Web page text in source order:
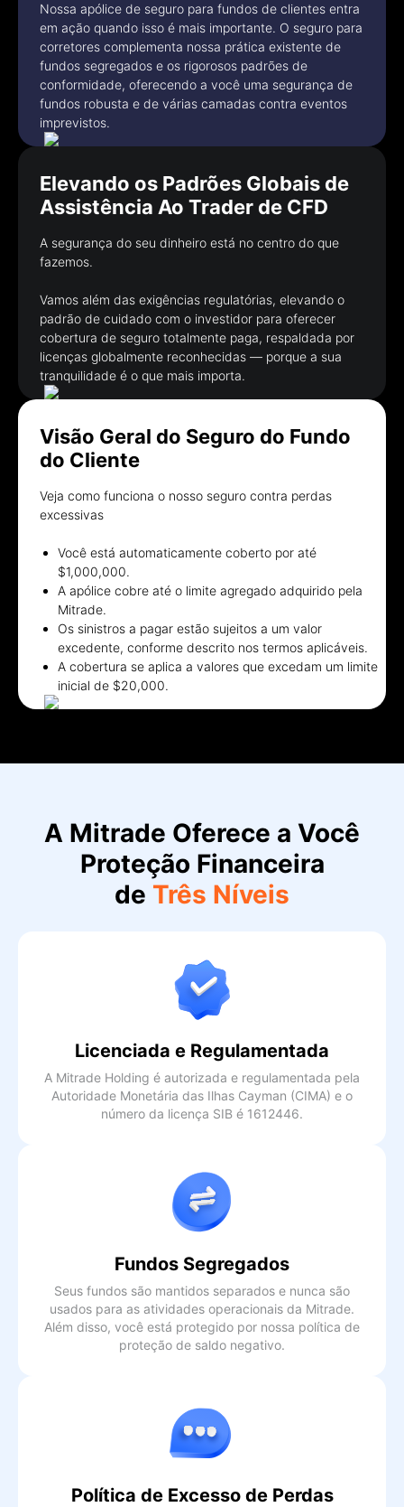
Nossa apólice de seguro para fundos de clientes entra
em ação quando isso é mais importante. O seguro para
corretores complementa nossa prática existente de
fundos segregados e os rigorosos padrões de
conformidade, oferecendo a você uma segurança de
fundos robusta e de várias camadas contra eventos
imprevistos.
Elevando os Padrões Globais de
Assistência Ao Trader de CFD
A segurança do seu dinheiro está no centro do que
fazemos.
Vamos além das exigências regulatórias, elevando o
padrão de cuidado com o investidor para oferecer
cobertura de seguro totalmente paga, respaldada por
licenças globalmente reconhecidas — porque a sua
tranquilidade é o que mais importa.
Visão Geral do Seguro do Fundo
do Cliente
Veja como funciona o nosso seguro contra perdas
excessivas
Você está automaticamente coberto por até
$1,000,000.
A apólice cobre até o limite agregado adquirido pela
Mitrade.
Os sinistros a pagar estão sujeitos a um valor
excedente, conforme descrito nos termos aplicáveis.
A cobertura se aplica a valores que excedam um limite
inicial de $20,000.
A Mitrade Oferece a Você
Proteção Financeira
de Três Níveis
Licenciada e Regulamentada
A Mitrade Holding é autorizada e regulamentada pela
Autoridade Monetária das Ilhas Cayman (CIMA) e o
número da licença SIB é 1612446.
Fundos Segregados
Seus fundos são mantidos separados e nunca são
usados para as atividades operacionais da Mitrade.
Além disso, você está protegido por nossa política de
proteção de saldo negativo.
Política de Excesso de Perdas